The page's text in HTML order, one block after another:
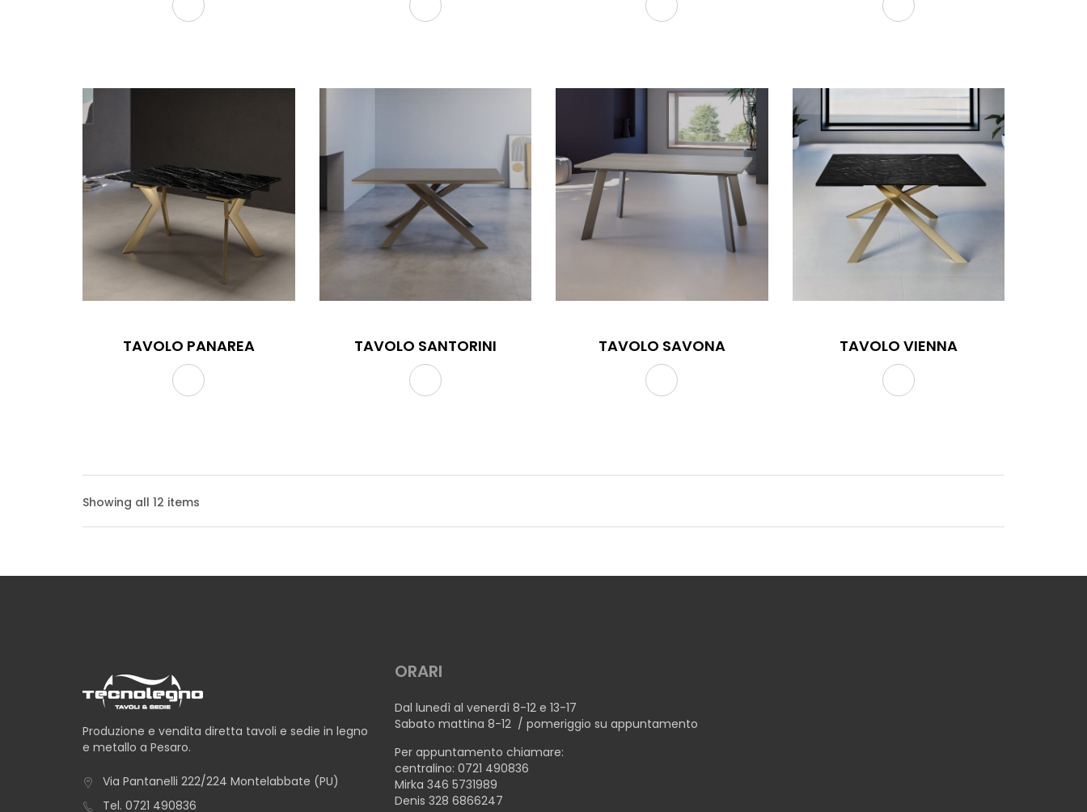
TAVOLO PANAREA TAVOLO SANTORINI TAVOLO SAVONA TAVOLO VIENNA
Showing all 12 items
Produzione e vendita diretta tavoli e sedie in legno
e metallo a Pesaro.
Via Pantanelli 222/224 Montelabbate (PU)
Tel. 0721 490836
ORARI
Dal lunedì al venerdì 8-12 e 13-17
Sabato mattina 8-12 / pomeriggio su appuntamento
Per appuntamento chiamare:
centralino: 0721 490836
Mirka 346 5731989
Denis 328 6866247